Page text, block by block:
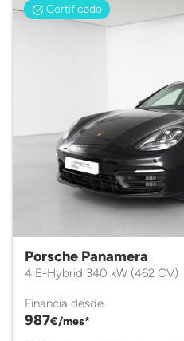
Certificado
Porsche Panamera
4 E-Hybrid 340 kW (462 CV)
Financia desde
987€/mes*